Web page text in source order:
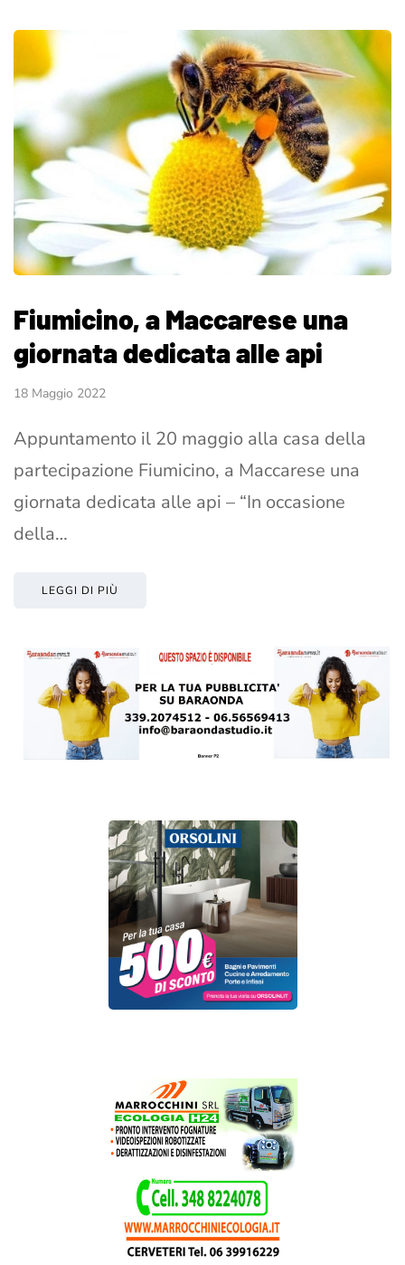
Fiumicino, a Maccarese una
giornata dedicata alle api
18 Maggio 2022
Appuntamento il 20 maggio alla casa della
partecipazione Fiumicino, a Maccarese una
giornata dedicata alle api – “In occasione
della…
LEGGI DI PIÙ